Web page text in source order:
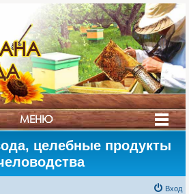
МЕНЮ
целебные продукты
Вход